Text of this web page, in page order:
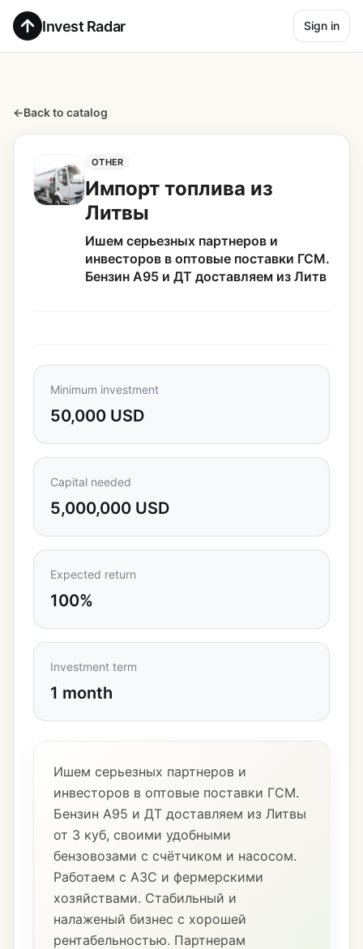
Invest Radar Sign in
←Back to catalog
OTHER
Импорт топлива из
Литвы
Ишем серьезных партнеров и
инвесторов в оптовые поставки ГСМ.
Бензин А95 и ДТ доставляем из Литв
Minimum investment
50,000 USD
Capital needed
5,000,000 USD
Expected return
100%
Investment term
1 month
Ишем серьезных партнеров и
инвесторов в оптовые поставки ГСМ.
Бензин А95 и ДТ доставляем из Литвы
от 3 куб, своими удобными
бензовозами с счётчиком и насосом.
Работаем с АЗС и фермерскими
хозяйствами. Стабильный и
налаженый бизнес с хорошей
рентабельностью. Партнерам